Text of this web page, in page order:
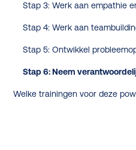
Stap 3: Werk aan empathie
Stap 4: Werk aan
Stap 5: Ontwikkel
Stap 6: Neem
Welke trainingen voor deze